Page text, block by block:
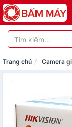
Trang chủ Camera